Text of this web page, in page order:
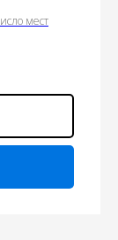
мест